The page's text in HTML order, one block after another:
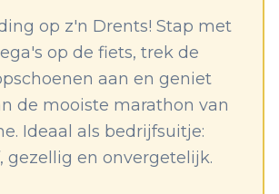
op z'n Drents! Stap met
op de fiets, trek de
aan en geniet
de mooiste marathon van
Ideaal als bedrijfsuitje:
gezellig en onvergetelijk.